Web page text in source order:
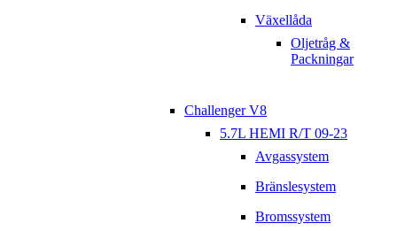
Växellåda
Oljetråg &
Packningar
Challenger V8
5.7L HEMI R/T 09-23
Avgassystem
Bränslesystem
Bromssystem